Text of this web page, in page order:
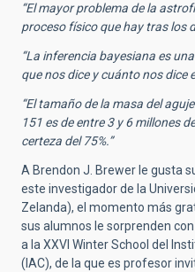
“El mayor problema de la
proceso físico que hay tras los
“La inferencia bayesiana es
que nos dice y cuánto nos dice
“El tamaño de la masa del
151 es de entre 3 y 6 millones
certeza del 75%.”
A Brendon J. Brewer le gusta
este investigador de la
Zelanda), el momento más
sus alumnos le sorprenden
a la XXVI Winter School del
(IAC), de la que es profesor